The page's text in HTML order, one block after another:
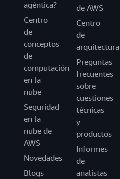
agéntica?
Centro
de
conceptos
de
computación
en la
nube
Seguridad
en la
nube de
AWS
Novedades
Blogs
de AWS
Centro
de
arquitectura
Preguntas
frecuentes
sobre
cuestiones
técnicas
y
productos
Informes
de
analistas